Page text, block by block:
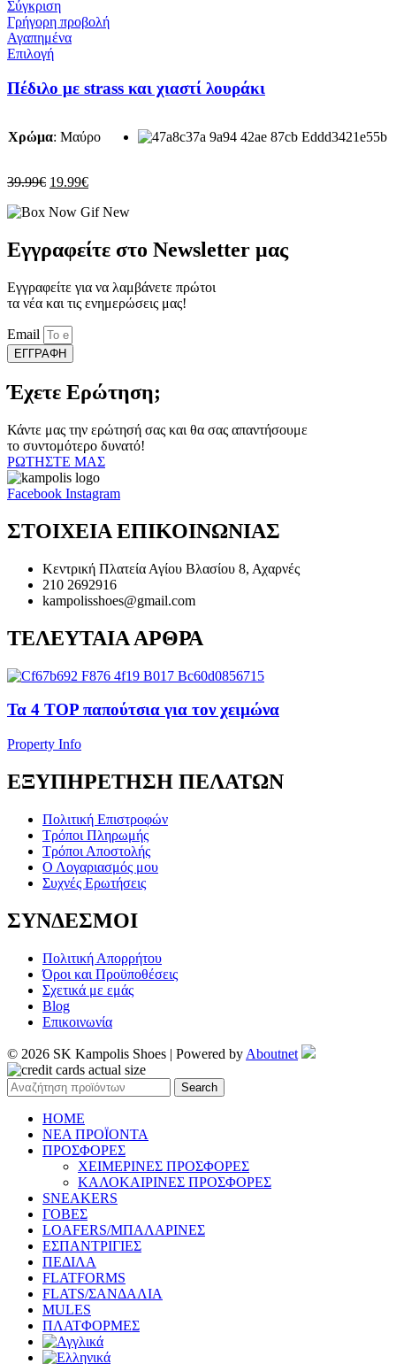
Σύγκριση
Γρήγορη προβολή
Αγαπημένα
ΕπιλογήΑυτό
προϊόν
έχει
παραλλαγές.
μπορούν
επιλεγούν
σελίδα
του
Πέδιλο με strass και χιαστί λουράκι
Χρώμα: Μαύρο
39.99€ Original
was:
19.99€Η
τιμή
19.99€.
Εγγραφείτε στο Newsletter μας
Εγγραφείτε για να λαμβάνετε πρώτοι
τα νέα και τις ενημερώσεις μας!
Email
ΕΓΓΡΑΦΗ
Έχετε Ερώτηση;
Κάντε μας την ερώτησή σας και θα σας απαντήσουμε
το συντομότερο δυνατό!
ΡΩΤΗΣΤΕ ΜΑΣ
Facebook Instagram
ΣΤΟΙΧΕΙΑ ΕΠΙΚΟΙΝΩΝΙΑΣ
Κεντρική Πλατεία Αγίου Βλασίου 8, Αχαρνές
210 2692916
kampolisshoes@gmail.com
ΤΕΛΕΥΤΑΙΑ ΑΡΘΡΑ
Τα 4 TOP παπούτσια για τον χειμώνα
Property Info
ΕΞΥΠΗΡΕΤΗΣΗ ΠΕΛΑΤΩΝ
Πολιτική Επιστροφών
Τρόποι Πληρωμής
Τρόποι Αποστολής
Ο Λογαριασμός μου
Συχνές Ερωτήσεις
ΣΥΝΔΕΣΜΟΙ
Πολιτική Απορρήτου
Όροι και Προϋποθέσεις
Σχετικά με εμάς
Blog
Επικοινωνία
© 2026 SK Kampolis Shoes | Powered by Aboutnet
Search
HOME
ΝΕΑ ΠΡΟΪΟΝΤΑ
ΠΡΟΣΦΟΡΕΣ
ΧΕΙΜΕΡΙΝΕΣ ΠΡΟΣΦΟΡΕΣ
ΚΑΛΟΚΑΙΡΙΝΕΣ ΠΡΟΣΦΟΡΕΣ
SNEAKERS
ΓΟΒΕΣ
LOAFERS/ΜΠΑΛΑΡΙΝΕΣ
ΕΣΠΑΝΤΡΙΓΙΕΣ
ΠΕΔΙΛΑ
FLATFORMS
FLATS/ΣΑΝΔΑΛΙΑ
MULES
ΠΛΑΤΦΟΡΜΕΣ